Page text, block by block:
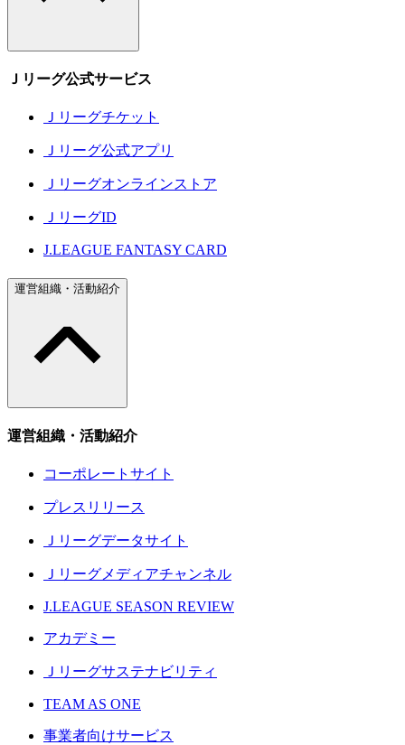
Ｊリーグ公式サービス
Ｊリーグチケット
Ｊリーグ公式アプリ
Ｊリーグオンラインストア
ＪリーグID
J.LEAGUE FANTASY CARD
運営組織・活動紹介
運営組織・活動紹介
コーポレートサイト
プレスリリース
Ｊリーグデータサイト
Ｊリーグメディアチャンネル
J.LEAGUE SEASON REVIEW
アカデミー
Ｊリーグサステナビリティ
TEAM AS ONE
事業者向けサービス